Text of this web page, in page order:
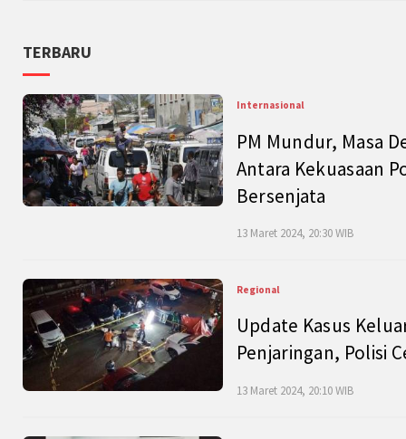
TERBARU
Internasional
PM Mundur, Masa
Antara Kekuasaan
Bersenjata
13 Maret 2024, 20:30 WIB
Regional
Update Kasus
Penjaringan, Polisi
13 Maret 2024, 20:10 WIB